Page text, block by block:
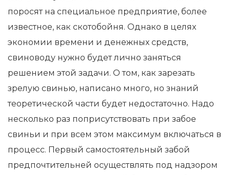
поросят на специальное предприятие, более
известное, как скотобойня. Однако в целях
экономии времени и денежных средств,
свиноводу нужно будет лично заняться
решением этой задачи. О том, как зарезать
зрелую свинью, написано много, но знаний
теоретической части будет недостаточно. Надо
несколько раз поприсутствовать при забое
свиньи и при всем этом максимум включаться в
процесс. Первый самостоятельный забой
предпочтительней осуществлять под надзором